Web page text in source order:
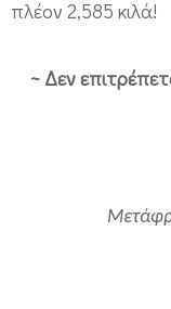
πλέον 2,585 κιλά!
~ Δεν